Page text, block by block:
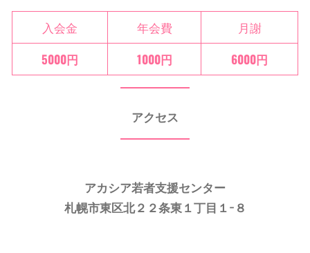
入会金 年会費
月謝
5000円
1000円 6000円
アクセス
アカシア若者支援センター
札幌市東区北２２条東１丁目１−８